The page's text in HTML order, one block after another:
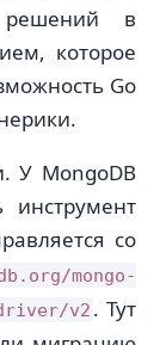
решений в
которое
Go
У MongoDB
со
mongo-
driver/v2 . Тут